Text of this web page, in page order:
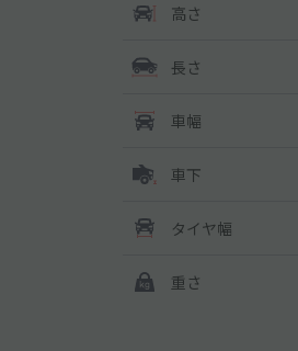
高さ
長さ
車幅
車下
タイヤ幅
重さ